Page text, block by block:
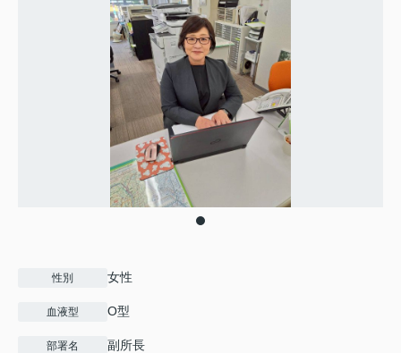
性別 女性
血液型 O型
部署名 副所長